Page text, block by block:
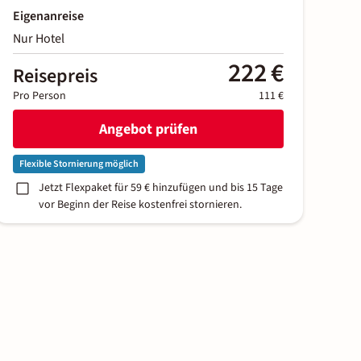
Eigenanreise
Nur Hotel
Reisepreis 222 €
Pro Person 111 €
Angebot prüfen
Flexible Stornierung möglich
Jetzt Flexpaket für 59 € hinzufügen und bis 15 Tage
vor Beginn der Reise kostenfrei stornieren.